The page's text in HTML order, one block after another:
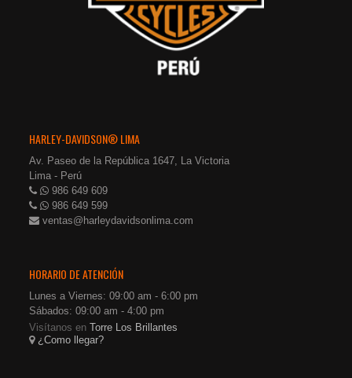
HARLEY-DAVIDSON® LIMA
Av. Paseo de la República 1647, La Victoria
Lima - Perú
986 649 609
986 649 599
ventas@harleydavidsonlima.com
HORARIO DE ATENCIÓN
Lunes a Viernes: 09:00 am - 6:00 pm
Sábados: 09:00 am - 4:00 pm
Visítanos enTorre Los Brillantes
¿Como llegar?